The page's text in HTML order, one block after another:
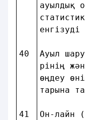
40
41
ауылдық
енгізудi
Ауыл
рiнiң
өңдеу
тарына
Он-лайн